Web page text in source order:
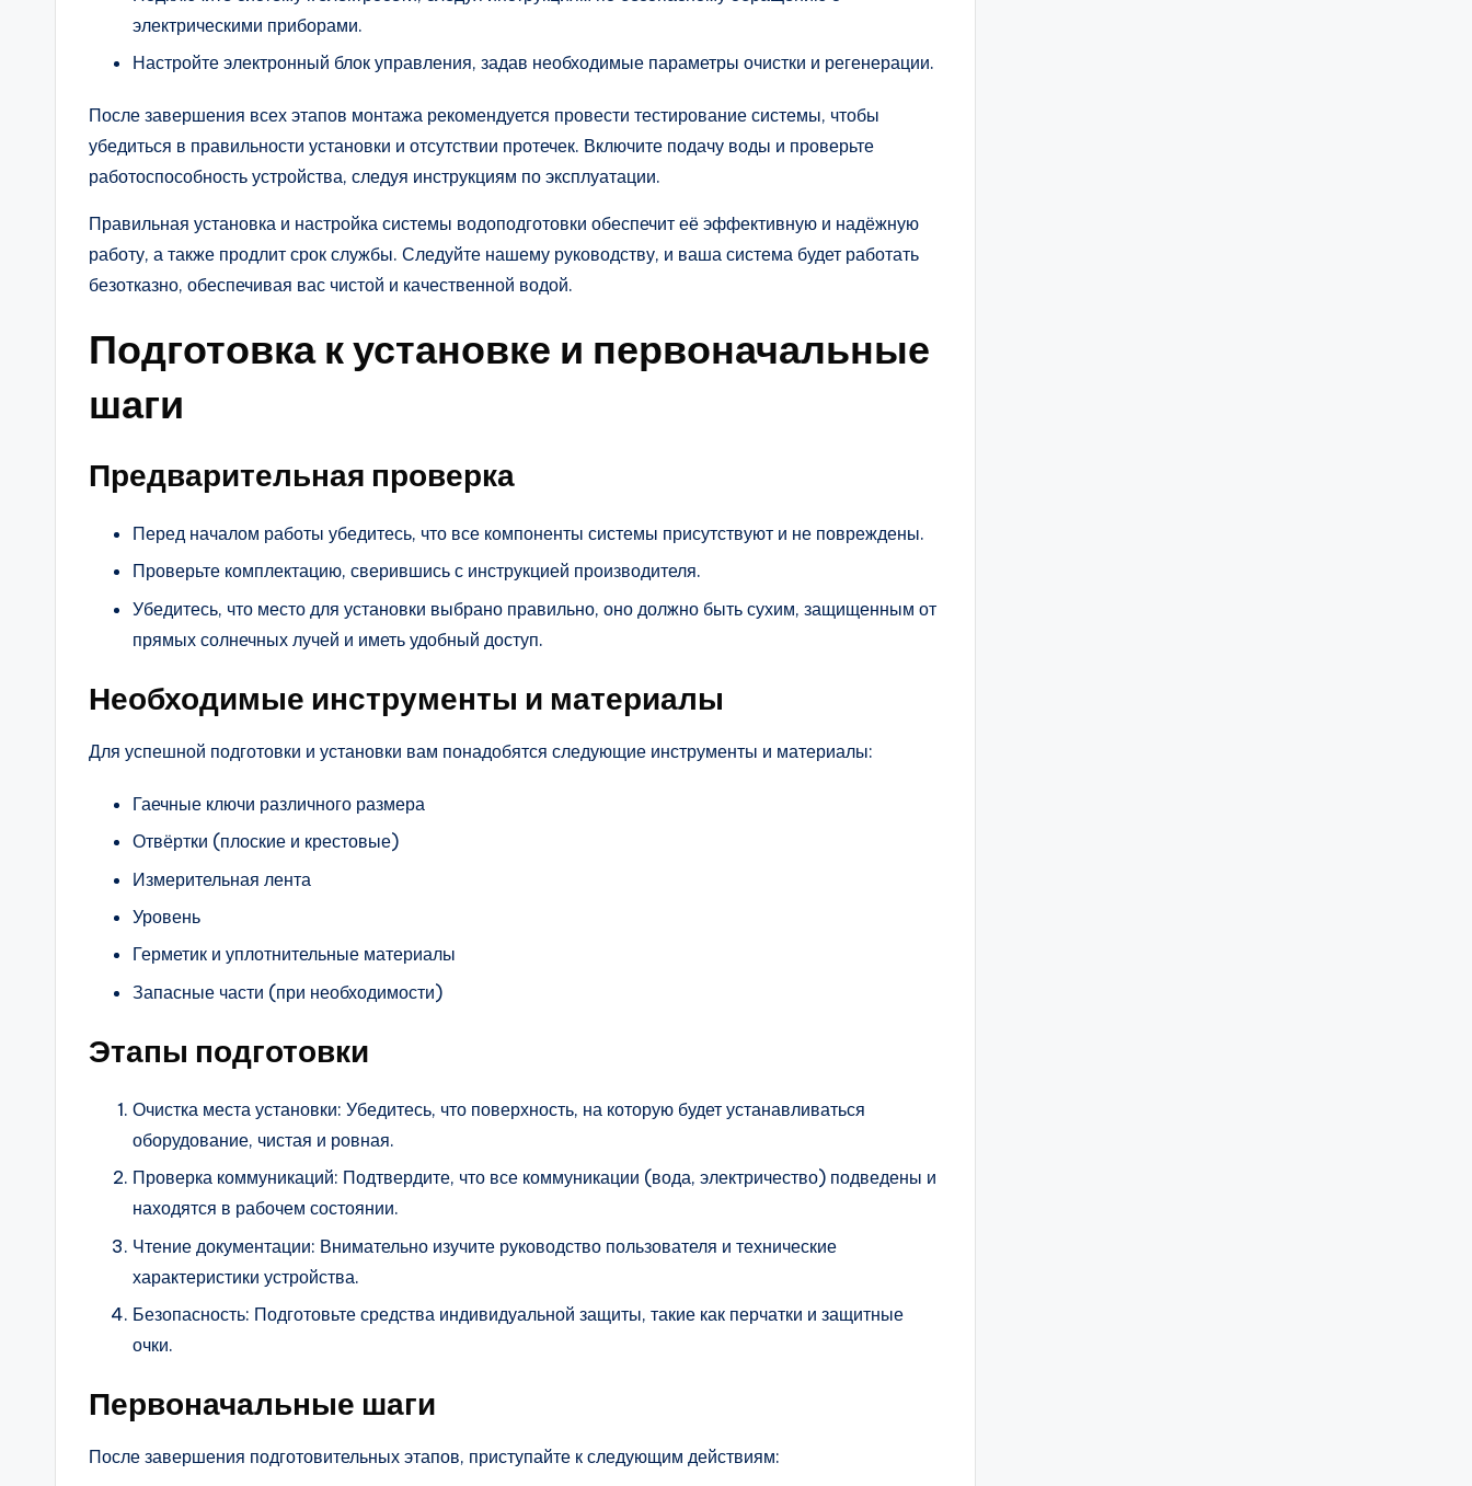
электрическими приборами.
Настройте электронный блок управления, задав необходимые параметры очистки и регенерации.
После завершения всех этапов монтажа рекомендуется провести тестирование системы, чтобы
убедиться в правильности установки и отсутствии протечек. Включите подачу воды и проверьте
работоспособность устройства, следуя инструкциям по эксплуатации.
Правильная установка и настройка системы водоподготовки обеспечит её эффективную и надёжную
работу, а также продлит срок службы. Следуйте нашему руководству, и ваша система будет работать
безотказно, обеспечивая вас чистой и качественной водой.
Подготовка к установке и первоначальные
шаги
Предварительная проверка
Перед началом работы убедитесь, что все компоненты системы присутствуют и не повреждены.
Проверьте комплектацию, сверившись с инструкцией производителя.
Убедитесь, что место для установки выбрано правильно, оно должно быть сухим, защищенным от
прямых солнечных лучей и иметь удобный доступ.
Необходимые инструменты и материалы
Для успешной подготовки и установки вам понадобятся следующие инструменты и материалы:
Гаечные ключи различного размера
Отвёртки (плоские и крестовые)
Измерительная лента
Уровень
Герметик и уплотнительные материалы
Запасные части (при необходимости)
Этапы подготовки
Очистка места установки: Убедитесь, что поверхность, на которую будет устанавливаться
оборудование, чистая и ровная.
Проверка коммуникаций: Подтвердите, что все коммуникации (вода, электричество) подведены и
находятся в рабочем состоянии.
Чтение документации: Внимательно изучите руководство пользователя и технические
характеристики устройства.
Безопасность: Подготовьте средства индивидуальной защиты, такие как перчатки и защитные
очки.
Первоначальные шаги
После завершения подготовительных этапов, приступайте к следующим действиям: